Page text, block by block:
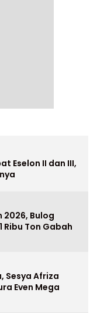
Eselon II dan III,
2026, Bulog
Ribu Ton Gabah
Sesya Afriza
Even Mega